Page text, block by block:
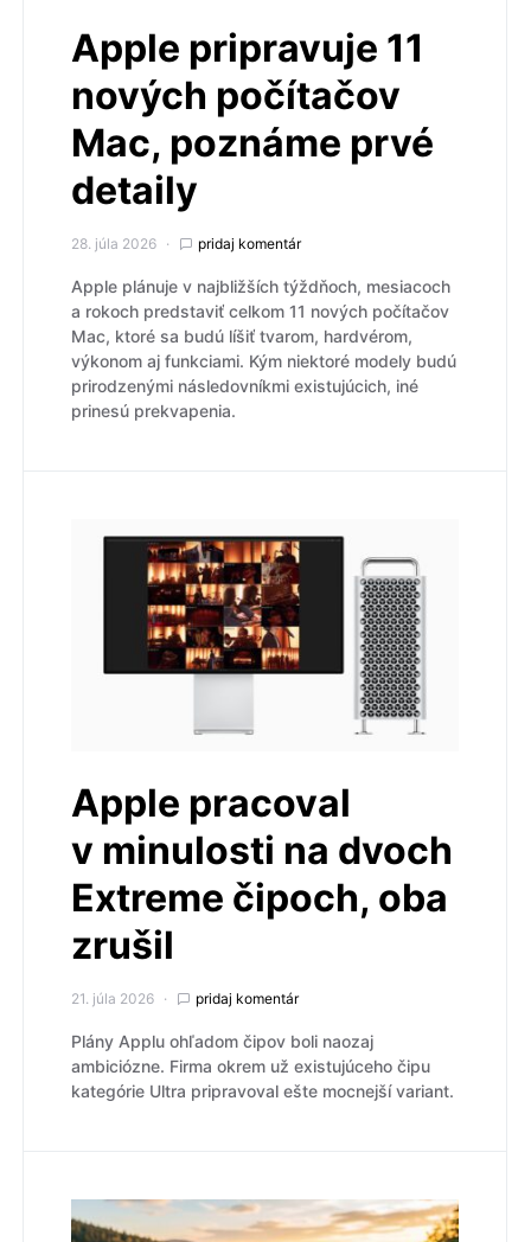
Apple pripravuje 11
nových počítačov
Mac, poznáme prvé
detaily
28. júla 2026 pridaj komentár
Apple plánuje v najbližších týždňoch, mesiacoch
a rokoch predstaviť celkom 11 nových počítačov
Mac, ktoré sa budú líšiť tvarom, hardvérom,
výkonom aj funkciami. Kým niektoré modely budú
prirodzenými následovníkmi existujúcich, iné
prinesú prekvapenia.
Apple pracoval
v minulosti na dvoch
Extreme čipoch, oba
zrušil
21. júla 2026 pridaj komentár
Plány Applu ohľadom čipov boli naozaj
ambiciózne. Firma okrem už existujúceho čipu
kategórie Ultra pripravoval ešte mocnejší variant.